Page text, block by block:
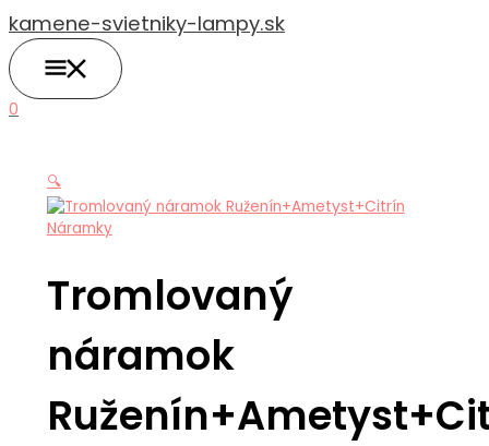
na
obsah
kamene-svietniky-lampy.sk
0
🔍
Náramky
Tromlovaný
náramok